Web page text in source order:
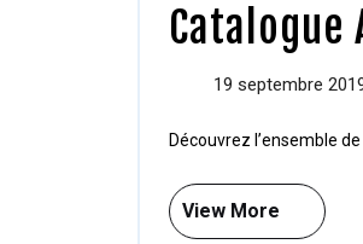
Catalogue
19 septembre
Découvrez l’ensemble
View More